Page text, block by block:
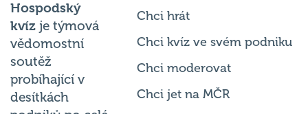
Hospodský
kvíz je týmová
vědomostní
soutěž
probíhající v
desítkách
Chci hrát
Chci kvíz ve svém podniku
Chci moderovat
Chci jet na MČR